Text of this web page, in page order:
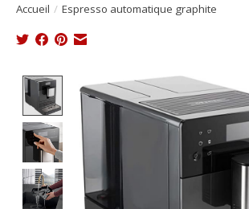
Accueil / Espresso automatique graphite
Product image slideshow Items